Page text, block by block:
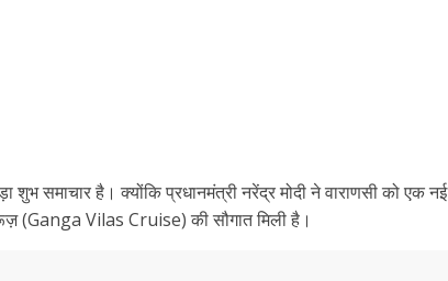
समाचार है। क्योंकि प्रधानमंत्री नरेंद्र मोदी ने वाराणसी को एक नई
(Ganga Vilas Cruise) की सौगात मिली है।